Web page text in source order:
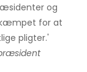
og
for at
pligter.'